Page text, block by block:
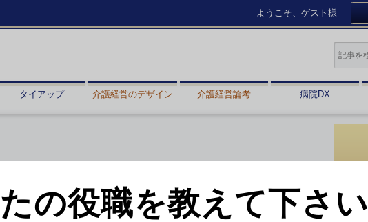
ようこそ、ゲスト様
タイアップ 介護経営のデザイン 介護経営論考 病院DX
の役職を教えて下さい